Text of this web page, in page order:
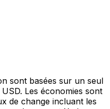
sont basées sur un seul
Les économies sont
de change incluant les